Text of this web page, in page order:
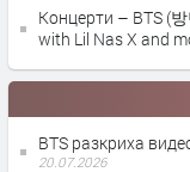
Концерти – BTS (
with Lil Nas X and
BTS разкриха
20.07.2026